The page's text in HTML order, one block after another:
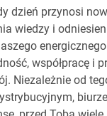
dzień przynosi
wiedzy i
współpracę i
Niezależnie od